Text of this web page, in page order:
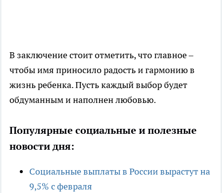
В заключение стоит отметить, что главное –
чтобы имя приносило радость и гармонию в
жизнь ребенка. Пусть каждый выбор будет
обдуманным и наполнен любовью.
Популярные социальные и полезные
новости дня:
Социальные выплаты в России вырастут на
9,5% с февраля